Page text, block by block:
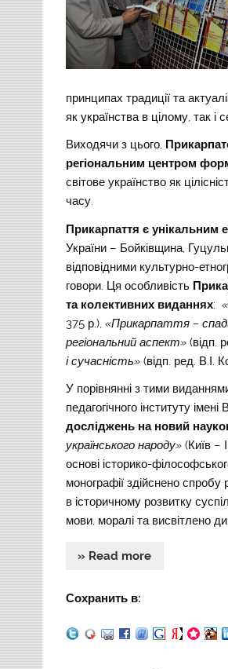
принципах традиції та
як українства в цілому, так і
Виходячи з цього,
регіональним центром
світове українство як
часу.
Прикарпаття є унікальним
України – Бойківщина,
відповідними культурно-
говори. Ця особливість
та колективних виданнях:
375 р.),«Прикарпаття –
регіональний аспект» (відп.
і сучасність» (відп. ред. В.І.
У порівнянні з тими
педагогічного інституту
досліджень на новий
українського народу» (Київ –
основі історико-
монографії здійснено
в історичному розвитку
мови, моралі та висвітлено
» Read more
Сохранить в: